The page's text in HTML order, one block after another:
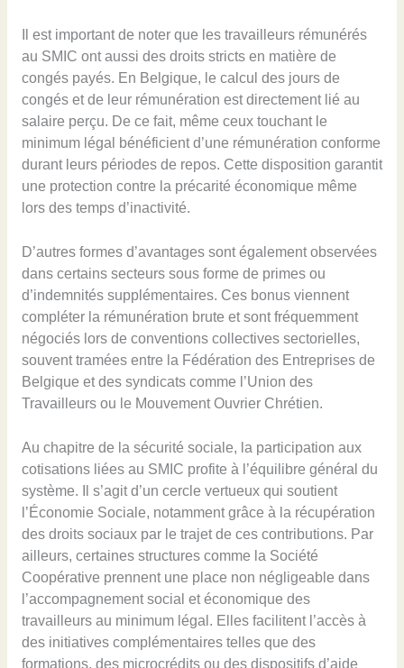
Il est important de noter que les travailleurs rémunérés
au SMIC ont aussi des droits stricts en matière de
congés payés. En Belgique, le calcul des jours de
congés et de leur rémunération est directement lié au
salaire perçu. De ce fait, même ceux touchant le
minimum légal bénéficient d’une rémunération conforme
durant leurs périodes de repos. Cette disposition garantit
une protection contre la précarité économique même
lors des temps d’inactivité.
D’autres formes d’avantages sont également observées
dans certains secteurs sous forme de primes ou
d’indemnités supplémentaires. Ces bonus viennent
compléter la rémunération brute et sont fréquemment
négociés lors de conventions collectives sectorielles,
souvent tramées entre la Fédération des Entreprises de
Belgique et des syndicats comme l’Union des
Travailleurs ou le Mouvement Ouvrier Chrétien.
Au chapitre de la sécurité sociale, la participation aux
cotisations liées au SMIC profite à l’équilibre général du
système. Il s’agit d’un cercle vertueux qui soutient
l’Économie Sociale, notamment grâce à la récupération
des droits sociaux par le trajet de ces contributions. Par
ailleurs, certaines structures comme la Société
Coopérative prennent une place non négligeable dans
l’accompagnement social et économique des
travailleurs au minimum légal. Elles facilitent l’accès à
des initiatives complémentaires telles que des
formations, des microcrédits ou des dispositifs d’aide